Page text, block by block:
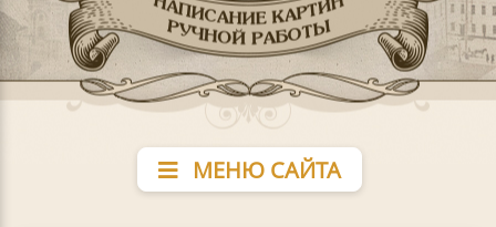
МЕНЮ САЙТА